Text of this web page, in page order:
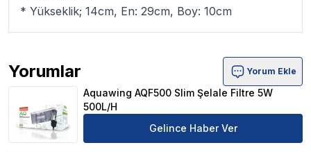
* Yükseklik; 14cm, En: 29cm, Boy: 10cm
Yorumlar
Aquawing AQF500 Slim Şelale Filtre 5W 500L/H Ürün
Yorum Ekle
Aquawing AQF500 Slim Şelale Filtre 5W
500L/H
Gelince Haber Ver